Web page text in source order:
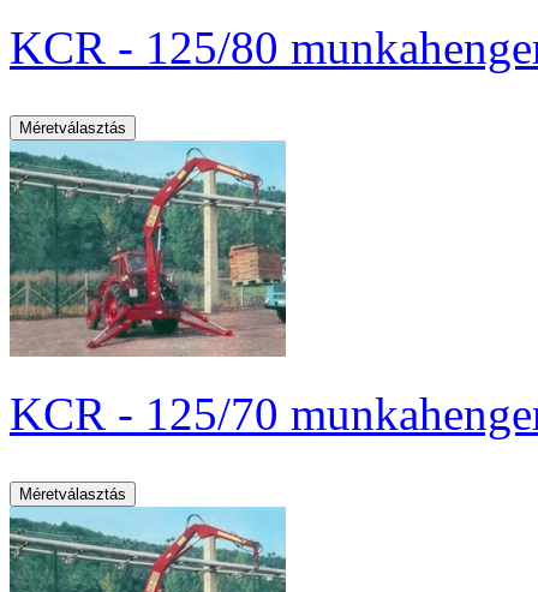
KCR - 125/80
KCR - 125/70